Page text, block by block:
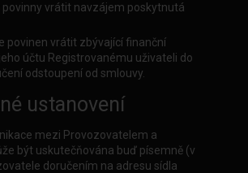
vrátit navzájem poskytnutá
povinen vrátit zbývající finanční
účtu Registrovanému uživateli do
odstoupení od smlouvy.
ustanovení
mezi Provozovatelem a
být uskutečňována buď písemně (v
doručením na adresu sídla